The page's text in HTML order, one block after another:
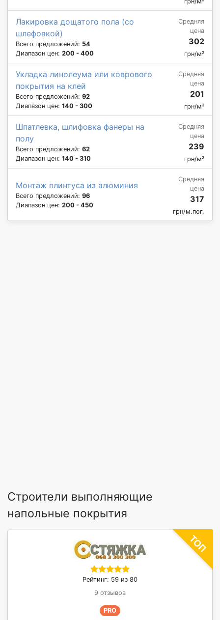
Лакировка дощатого пола (со
шлефовкой)
Всего предложений: 54
Диапазон цен: 200 - 400
Средняя
цена
302
грн/м²
Укладка линолеума или коврового
покрытия на клей
Всего предложений: 92
Диапазон цен: 140 - 300
Средняя
цена
201
грн/м²
Шпатлевка, шлифовка фанеры на
полу
Всего предложений: 62
Диапазон цен: 140 - 310
Средняя
цена
239
грн/м²
Монтаж плинтуса из алюминия
Всего предложений: 96
Диапазон цен: 200 - 450
Средняя
цена
317
грн/м.пог.
Строители выполняющие
напольные покрытия
Рейтинг: 59 из 80
9 отзывов
PRO